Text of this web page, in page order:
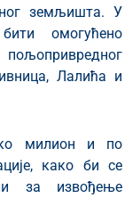
земљишта. У
омогућено
Лалића и
милион и по
како би се
за извођење